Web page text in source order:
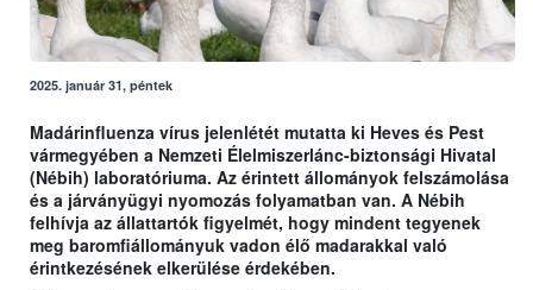
2025. január 31, péntek
Madárinfluenza vírus jelenlétét mutatta ki Heves és Pest
vármegyében a Nemzeti Élelmiszerlánc-biztonsági Hivatal
(Nébih) laboratóriuma. Az érintett állományok felszámolása
és a járványügyi nyomozás folyamatban van. A Nébih
felhívja az állattartók figyelmét, hogy mindent tegyenek
meg baromfiállományuk vadon élő madarakkal való
érintkezésének elkerülése érdekében.